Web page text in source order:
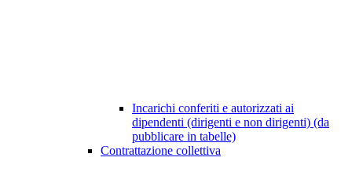
Incarichi conferiti e autorizzati ai
dipendenti (dirigenti e non dirigenti) (da
pubblicare in tabelle)
Contrattazione collettiva